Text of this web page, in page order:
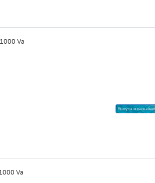
Va
Услуга
Va